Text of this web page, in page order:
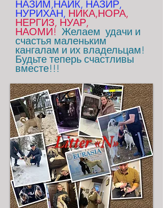
НАЗИМ,НАЙК, НАЗИР,
НУРИХАН, НИКА,НОРА,
НЕРГИЗ, НУАР,
НАОМИ! Желаем удачи и
счастья маленьким
кангалам и их владельцам!
Будьте теперь счастливы
вместе!!!